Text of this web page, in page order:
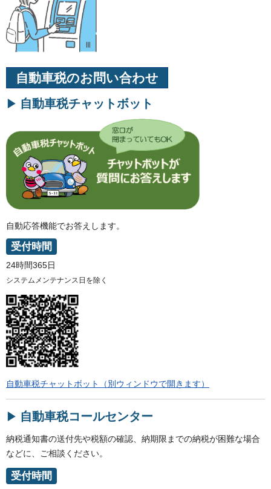
自動車税のお問い合わせ
自動車税チャットボット
自動応答機能でお答えします。
受付時間
24時間365日
システムメンテナンス日を除く
自動車税チャットボット（別ウィンドウで開きます）
自動車税コールセンター
納税通知書の送付先や税額の確認、納期限までの納税が困難な場合
などに、ご相談ください。
受付時間